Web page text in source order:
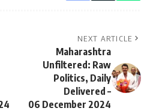
NEXT ARTICLE
Maharashtra
Unfiltered: Raw
Politics, Daily
Delivered –
06 December 2024